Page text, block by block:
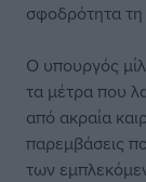
σφοδρότητα τη
Ο υπουργός
τα μέτρα που
από ακραία
παρεμβάσεις
των